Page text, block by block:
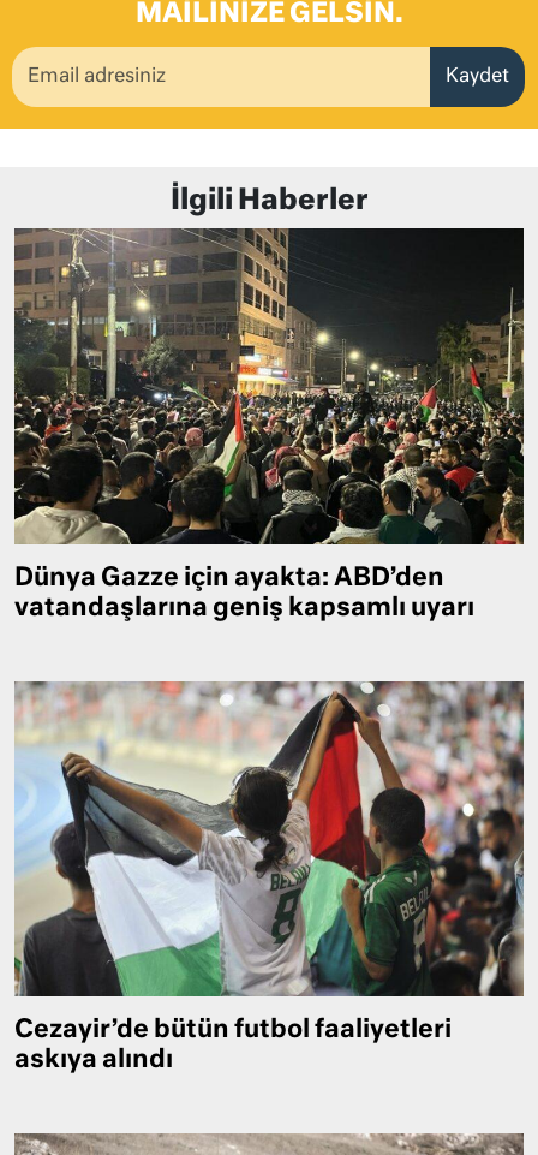
MAILINIZE GELSIN.
Kaydet
İlgili Haberler
Dünya Gazze için ayakta: ABD’den
vatandaşlarına geniş kapsamlı uyarı
Cezayir’de bütün futbol faaliyetleri
askıya alındı